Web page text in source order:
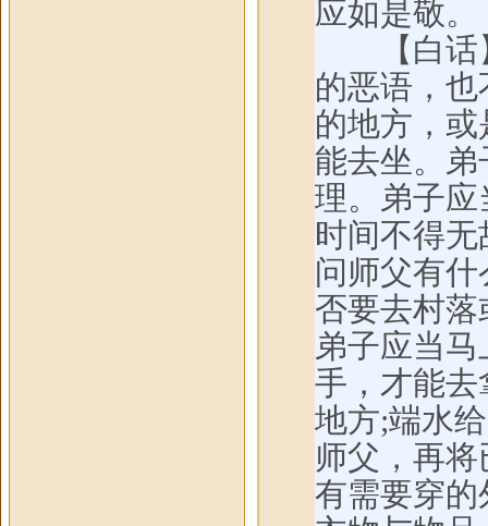
应如是敬。
【白话】
的恶语，
的地方，
能去坐。
理。弟子
时间不得
问师父有
否要去村
弟子应当
手，才能
地方;端水
师父，再
有需要穿